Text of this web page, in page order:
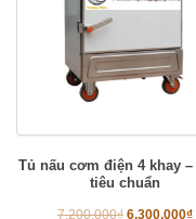
Tủ nấu cơm điện 4 khay –
tiêu chuẩn
7,200,000₫ 6,300,000₫